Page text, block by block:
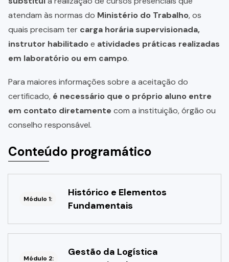
atendam às normas do Ministério do Trabalho, os
quais precisam ter carga horária supervisionada,
instrutor habilitadoe atividades práticas realizadas
em laboratório ou em campo.
Para maiores informações sobre a aceitação do
certificado, é necessário que o próprio aluno entre
em contato diretamente com a instituição, órgão ou
conselho responsável.
Conteúdo programático
Módulo 1:
Histórico e Elementos
Fundamentais
Módulo 2:
Gestão da Logística